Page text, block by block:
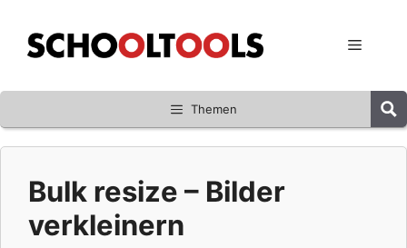
Inhalt
springen
Menü
Themen
Bulk resize – Bilder
verkleinern